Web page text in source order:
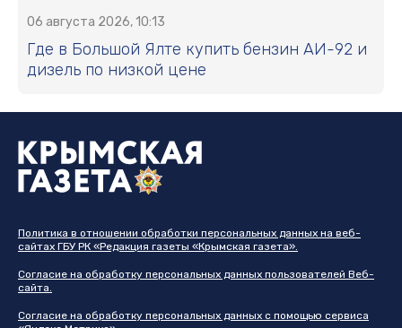
06 августа 2026, 10:13
Где в Большой Ялте купить бензин АИ-92 и
дизель по низкой цене
Политика в отношении обработки персональных данных на веб-
сайтах ГБУ РК «Редакция газеты «Крымская газета».
Согласие на обработку персональных данных пользователей Веб-
сайта.
Согласие на обработку персональных данных с помощью сервиса